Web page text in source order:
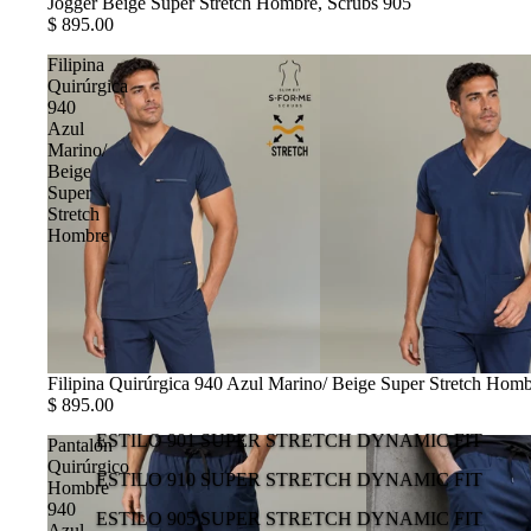
ESTILO 901 SUPER STRETCH DYNAMIC FIT
ESTILO 910 SUPER STRETCH DYNAMIC FIT
ESTILO 905 SUPER STRETCH DYNAMIC FIT
$ 895.00
Filipina
Quirúrgica
940
Azul
Marino/
Beige
Super
Stretch
Hombre
Filipina Quirúrgica 940 Azul Marino/ Beige Super Stretch
$ 895.00
Pantalón
Quirúrgico
Hombre
940